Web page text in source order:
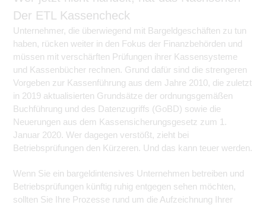
Der ETL Kassencheck
Unternehmer, die überwiegend mit Bargeldgeschäften zu tun
haben, rücken weiter in den Fokus der Finanzbehörden und
müssen mit verschärften Prüfungen ihrer Kassensysteme
und Kassenbücher rechnen. Grund dafür sind die strengeren
Vorgeben zur Kassenführung aus dem Jahre 2010, die zuletzt
in 2019 aktualisierten Grundsätze der ordnungsgemäßen
Buchführung und des Datenzugriffs (GoBD) sowie die
Neuerungen aus dem Kassensicherungsgesetz zum 1.
Januar 2020. Wer dagegen verstößt, zieht bei
Betriebsprüfungen den Kürzeren. Und das kann teuer werden.
Wenn Sie ein bargeldintensives Unternehmen betreiben und
Betriebsprüfungen künftig ruhig entgegen sehen möchten,
sollten Sie Ihre Prozesse rund um die Aufzeichnung Ihrer